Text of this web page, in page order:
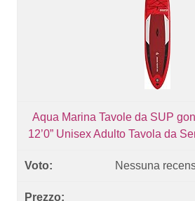
Aqua Marina Tavole da SUP
12’0” Unisex Adulto Tavola da
Nessuna